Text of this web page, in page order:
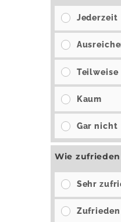
Jederzeit
Teilweise
Kaum
Gar nicht
Wie
Sehr
Zufrieden